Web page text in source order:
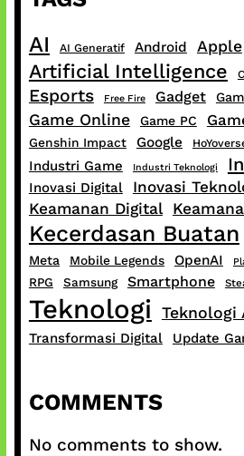
AI AI Generatif Android Apple
Artificial Intelligence
Esports Free Fire Gadget
Game Online Game PC
Genshin Impact Google
Industri Game Industri Teknologi
Inovasi Digital Inovasi
Keamanan Digital
Kecerdasan Buatan
Meta Mobile Legends OpenAI
RPG Samsung Smartphone
Teknologi Teknologi
Transformasi Digital Update
COMMENTS
No comments to show.